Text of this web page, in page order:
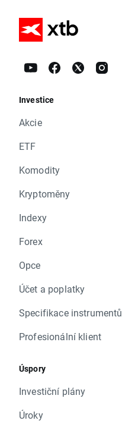
Investice
Akcie
ETF
Komodity
Kryptoměny
Indexy
Forex
Opce
Účet a poplatky
Specifikace instrumentů
Profesionální klient
Úspory
Investiční plány
Úroky